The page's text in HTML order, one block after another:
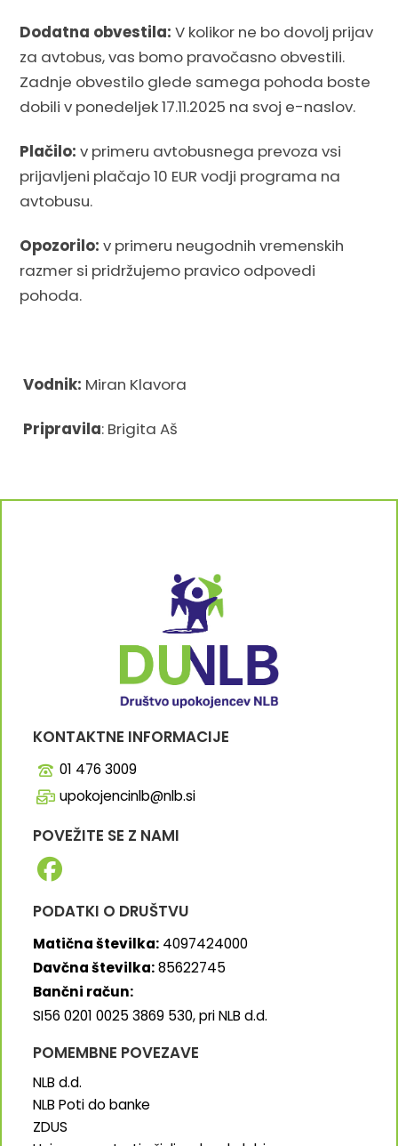
Dodatna obvestila: V kolikor ne bo dovolj prijav
za avtobus, vas bomo pravočasno obvestili.
Zadnje obvestilo glede samega pohoda boste
dobili v ponedeljek 17.11.2025 na svoj e-naslov.
Plačilo:v primeru avtobusnega prevoza vsi
prijavljeni plačajo 10 EUR vodji programa na
avtobusu.
Opozorilo: v primeru neugodnih vremenskih
razmer si pridržujemo pravico odpovedi
pohoda.
Vodnik: Miran Klavora
Pripravila: Brigita Aš
KONTAKTNE INFORMACIJE
01 476 3009
upokojencinlb@nlb.si
POVEŽITE SE Z NAMI
PODATKI O DRUŠTVU
Matična številka:4097424000
Davčna številka:85622745
Bančni račun:
SI56 0201 0025 3869 530, pri NLB d.d.
POMEMBNE POVEZAVE
NLB d.d.
NLB Poti do banke
ZDUS